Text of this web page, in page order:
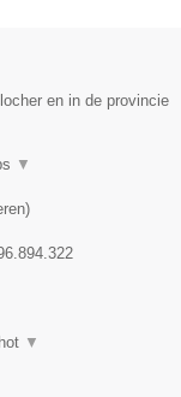
en in de provincie
▼
)
▼